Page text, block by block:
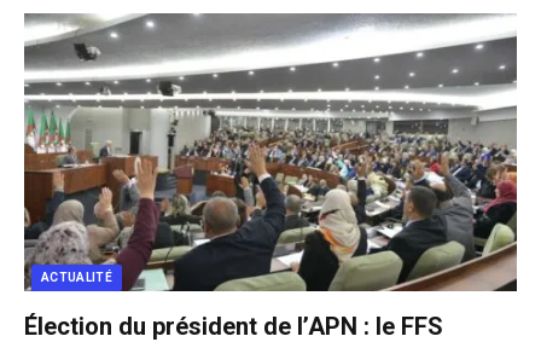
ACTUALITÉ
Élection du président de l’APN : le FFS